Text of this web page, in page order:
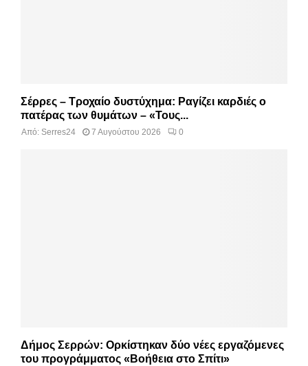
Σέρρες – Τροχαίο δυστύχημα: Ραγίζει καρδιές ο
πατέρας των θυμάτων – «Τους...
Από: Serres24 7 Αυγούστου 2026 0
Δήμος Σερρών: Ορκίστηκαν δύο νέες εργαζόμενες
του προγράμματος «Βοήθεια στο Σπίτι»